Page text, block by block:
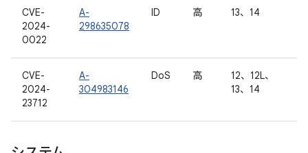
CVE-
2024-
0022
A-
298635078
ID 高 13、14
CVE-
2024-
23712
A-
304983146
DoS 高
12、12L、
13、14